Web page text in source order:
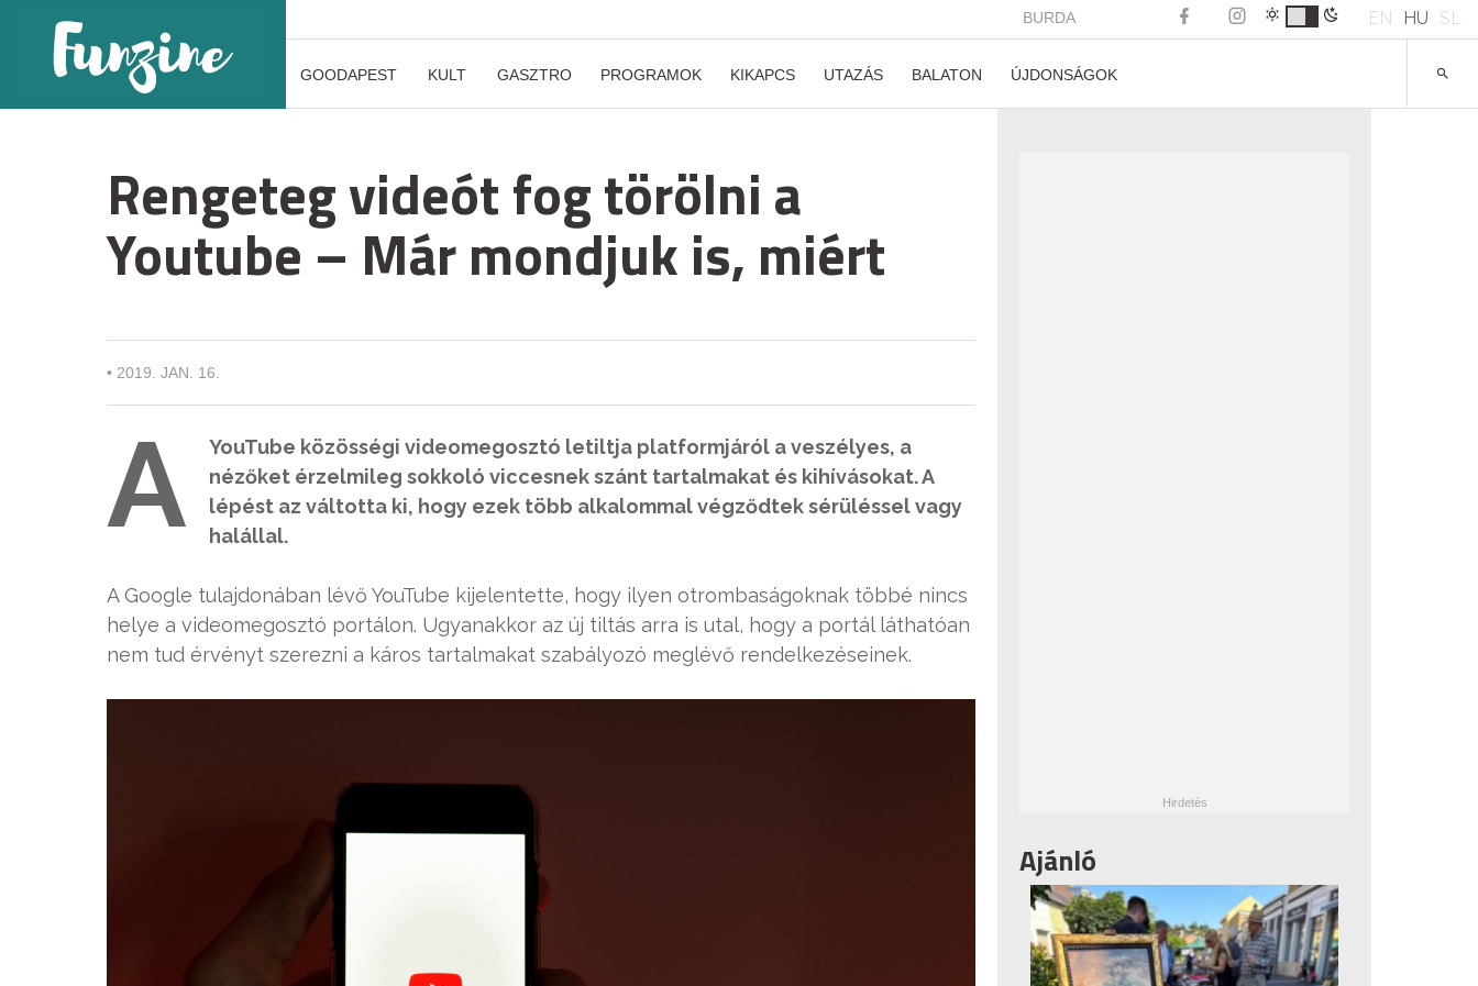
BURDA EN HU SL
GOODAPEST KULT GASZTRO PROGRAMOK KIKAPCS UTAZÁS BALATON ÚJDONSÁGOK
Rengeteg videót fog törölni a
Youtube – Már mondjuk is, miért
• 2019. JAN. 16.
A
YouTube közösségi videomegosztó letiltja platformjáról a veszélyes, a
nézőket érzelmileg sokkoló viccesnek szánt tartalmakat és kihívásokat. A
lépést az váltotta ki, hogy ezek több alkalommal végződtek sérüléssel vagy
halállal.
A Google tulajdonában lévő YouTube kijelentette, hogy ilyen otrombaságoknak többé nincs
helye a videomegosztó portálon. Ugyanakkor az új tiltás arra is utal, hogy a portál láthatóan
nem tud érvényt szerezni a káros tartalmakat szabályozó meglévő rendelkezéseinek.
Ajánló